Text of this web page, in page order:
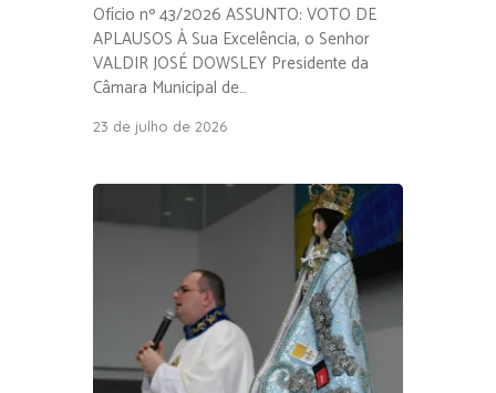
Ofício nº 43/2026 ASSUNTO: VOTO DE
APLAUSOS À Sua Excelência, o Senhor
VALDIR JOSÉ DOWSLEY Presidente da
Câmara Municipal de…
23 de julho de 2026